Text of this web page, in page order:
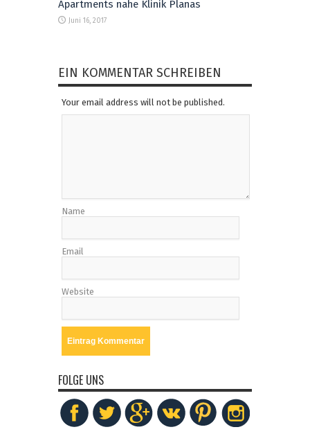
Apartments nahe Klinik Planas
Juni 16, 2017
EIN KOMMENTAR SCHREIBEN
Your email address will not be published.
Name
Email
Website
FOLGE UNS